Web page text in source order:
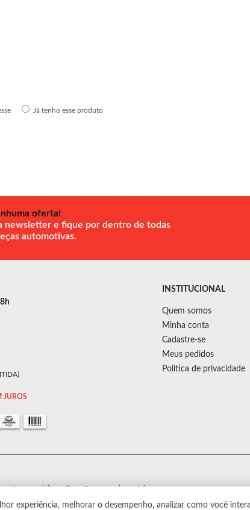
Já tenho esse produto
oferta!
newsletter e fique por dentro de todas
automotivas.
experiência, melhorar o desempenho, analizar como você
JUROS
INSTITUCIONAL
Quem somos
Minha conta
Cadastre-se
Meus pedidos
Política de privacidade
estoque sujeito a alterações sem aviso prévio.